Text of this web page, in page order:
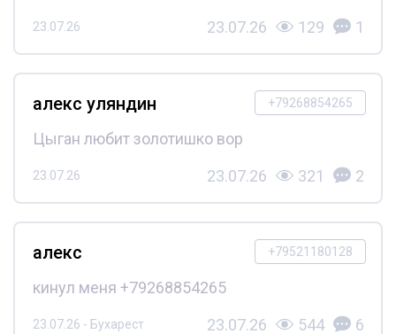
23.07.26 23.07.26 129 1
+79268854265
алекс уляндин
Цыган любит золотишко вор
23.07.26 23.07.26 321 2
+79521180128
алекс
кинул меня +79268854265
23.07.26 - Бухарест 23.07.26 544 6